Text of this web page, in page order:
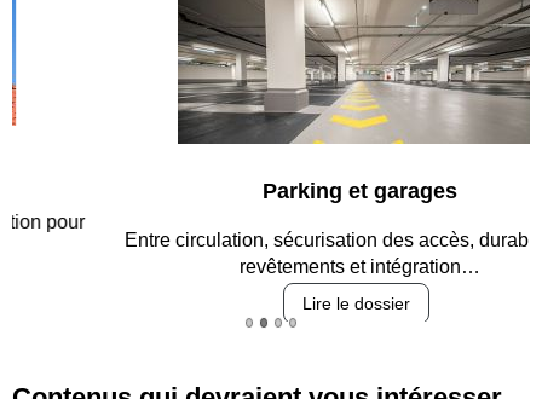
Parking et garages
Entre circulation, sécurisation des accès, durabilité des
revêtements et intégration…
Lire le dossier